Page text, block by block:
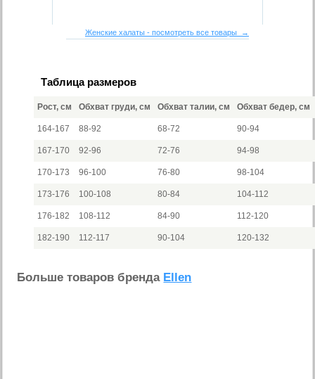
Женские халаты - посмотреть все товары →
Таблица размеров
Рост, см Обхват груди, см Обхват талии, см Обхват бедер, см
164-167 88-92 68-72 90-94
167-170 92-96 72-76 94-98
170-173 96-100 76-80 98-104
173-176 100-108 80-84 104-112
176-182 108-112 84-90 112-120
182-190 112-117 90-104 120-132
Больше товаров бренда Ellen